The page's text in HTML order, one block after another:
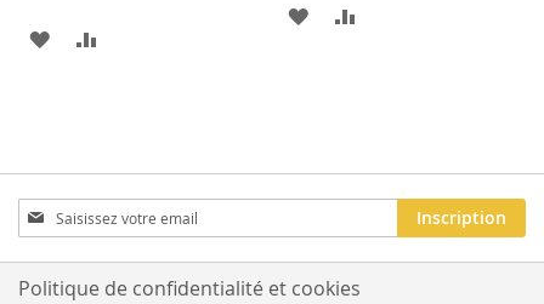
AJOUTER
D'ACHATS
AJOUTER
Inscription
à
notre
newsletter
Inscription
Politique de confidentialité et cookies